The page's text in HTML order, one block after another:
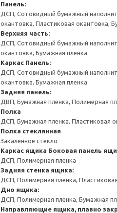
Панель:
ДСП, Сотовидный бумажный
окантовка, Пластиковая окантовка,
Верхняя часть:
ДСП, Сотовидный бумажный
окантовка, Бумажная пленка
Каркас Панель:
ДСП, Сотовидный бумажный
окантовка, Бумажная пленка
Задняя панель:
ДВП, Бумажная пленка, Полимерная
Полка
ДСП, Бумажная пленка, Пластиковая
Полка стеклянная
Закаленное стекло
Каркас ящика Боковая панель
ДСП, Полимерная пленка
Задняя стенка ящика:
ДСП, Полимерная пленка,
Дно ящика:
ДСП, Полимерная пленка, Бумажная
Направляющие ящика, плавно